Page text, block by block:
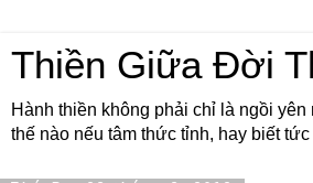
Thiền Giữa Đời
Hành thiền không phải chỉ là ngồi
thế nào nếu tâm thức tỉnh, hay biết